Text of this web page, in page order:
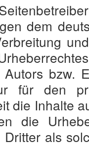
dem
bzw.
für den
die Inhalte
die
als